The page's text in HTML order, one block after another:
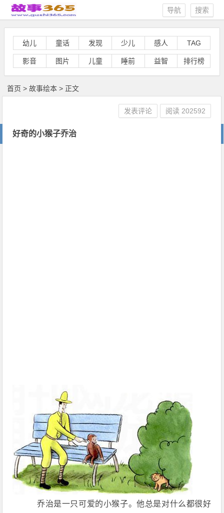
搜索
导航
幼儿 童话 发现 少儿 感人 TAG
影音 图片 儿童 睡前 益智 排行榜
首页 >故事绘本 > 正文
好奇的小猴子乔治
乔治是一只可爱的小猴子。他总是对什么都很好
发表评论 阅读 202592